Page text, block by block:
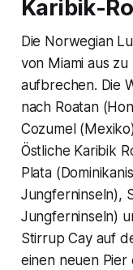
Karibik-
Die Norwegian
von Miami aus
aufbrechen. Die
nach Roatan
Cozumel
Östliche Karibik
Plata
Jungferninseln),
Jungferninseln)
Stirrup Cay auf
einen neuen Pier